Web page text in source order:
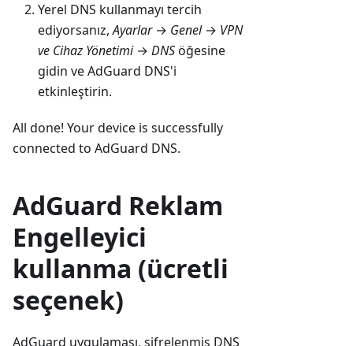
Yerel DNS kullanmayı tercih
ediyorsanız,Ayarlar→ Genel→ VPN
ve Cihaz Yönetimi→ DNSöğesine
gidin ve AdGuard DNS'i
etkinleştirin.
All done! Your device is successfully
connected to AdGuard DNS.
AdGuard Reklam
Engelleyici
kullanma (ücretli
seçenek)
AdGuard uygulaması, şifrelenmiş DNS